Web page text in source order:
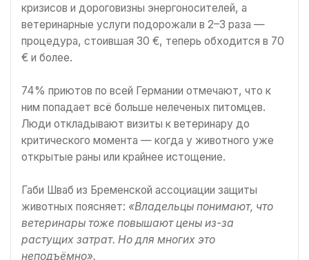
кризисов и дороговизны энергоносителей, а
ветеринарные услуги подорожали в 2–3 раза —
процедура, стоившая 30 €, теперь обходится в 70
€ и более.
74% приютов по всей Германии отмечают, что к
ним попадает всё больше нелеченых питомцев.
Люди откладывают визиты к ветеринару до
критического момента — когда у животного уже
открытые раны или крайнее истощение.
Габи Шваб из Бременской ассоциации защиты
животных поясняет: «Владельцы понимают, что
ветеринары тоже повышают цены из-за
растущих затрат. Но для многих это
неподъёмно».